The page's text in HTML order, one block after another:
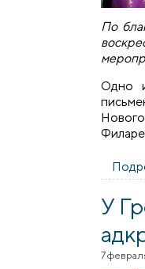
По
Одно
У
7